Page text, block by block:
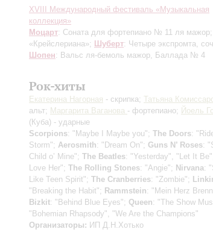
XVIII Международный фестиваль «Музыкальная
коллекция»
Моцарт: Соната для фортепиано № 11 ля мажор;
«Крейслериана»; Шуберт: Четыре экспромта,
Шопен: Вальс ля-бемоль мажор, Баллада № 4
Рок-хиты
Екатерина Нагорная - скрипка; Татьяна
альт; Маргарита Ваганова - фортепиано; Йоель
(Куба) - ударные
Scorpions: "Maybe I Maybe you"; The Doors:
Storm"; Aerosmith: "Dream On"; Guns N’ Roses:
Child o’ Mine"; The Beatles: "Yesterday", "Let It
Love Her"; The Rolling Stones: "Angie"; Nirvana:
Like Teen Spirit"; The Cranberries: "Zombie";
"Breaking the Habit"; Rammstein: "Mein Herz
Bizkit: "Behind Blue Eyes"; Queen: "The Show
"Bohemian Rhapsody", "We Are the Champions"
Организаторы: ИП Д.Н.Хотько